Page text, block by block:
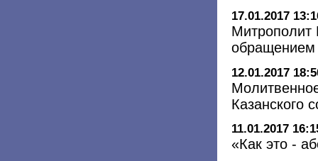
17.01.2017
Митрополит
обращением
12.01.2017
Казанского
11.01.2017
«Как это -